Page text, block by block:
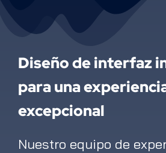
Diseño de interfaz
para una
excepcional
Nuestro equipo de